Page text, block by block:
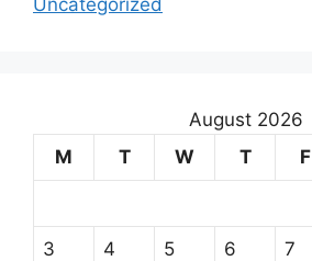
August 2026
M
T W T F
3 4 5 6 7